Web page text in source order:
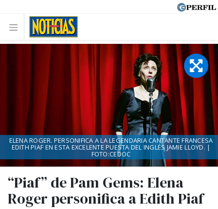
“Piaf” de Pam Gems: Elena
Roger personifica a Edith Piaf
ELENA ROGER. PERSONIFICA A LA LEGENDARIA CANTANTE FRANCESA
EDITH PIAF EN ESTA EXCELENTE PUESTA DEL INGLÉS JAMIE LLOYD. |
FOTO:CEDOC